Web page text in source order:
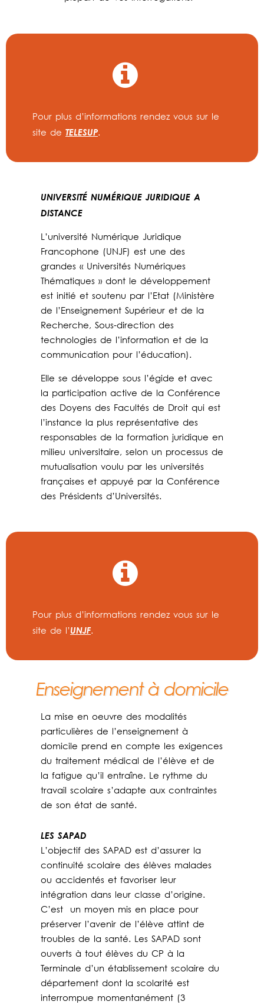
Pour plus d’informations rendez vous sur le
site de TELESUP.
UNIVERSITÉ NUMÉRIQUE JURIDIQUE A
DISTANCE
L’université Numérique Juridique
Francophone (UNJF) est une des
grandes « Universités Numériques
Thématiques » dont le développement
est initié et soutenu par l’Etat (Ministère
de l’Enseignement Supérieur et de la
Recherche, Sous-direction des
technologies de l’information et de la
communication pour l’éducation).
Elle se développe sous l’égide et avec
la participation active de la Conférence
des Doyens des Facultés de Droit qui est
l’instance la plus représentative des
responsables de la formation juridique en
milieu universitaire, selon un processus de
mutualisation voulu par les universités
françaises et appuyé par la Conférence
des Présidents d’Universités.
Pour plus d’informations rendez vous sur le
site de l’ UNJF.
Enseignement à domicile
La mise en oeuvre des modalités
particulières de l’enseignement à
domicile prend en compte les exigences
du traitement médical de l’élève et de
la fatigue qu’il entraîne. Le rythme du
travail scolaire s’adapte aux contraintes
de son état de santé.
LES SAPAD
L’objectif des SAPAD est d’assurer la
continuité scolaire des élèves malades
ou accidentés et favoriser leur
intégration dans leur classe d’origine.
C’est un moyen mis en place pour
préserver l’avenir de l’élève attint de
troubles de la santé. Les SAPAD sont
ouverts à tout élèves du CP à la
Terminale d’un établissement scolaire du
département dont la scolarité est
interrompue momentanément (3